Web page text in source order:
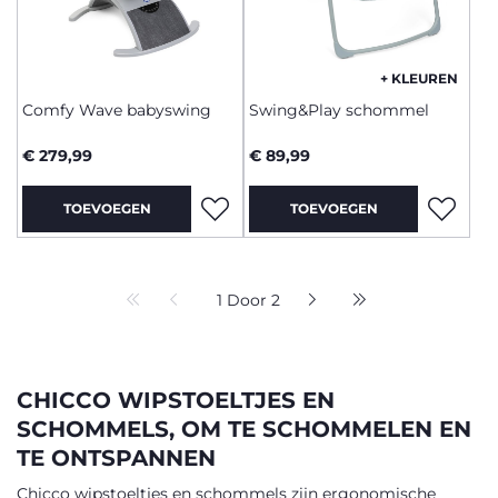
Comfy Wave babyswing
€ 279,99
TOEVOEGEN
+ KLEUREN
Swing&Play schommel
€ 89,99
TOEVOEGEN
1 Door 2
CHICCO WIPSTOELTJES EN
SCHOMMELS, OM TE SCHOMMELEN EN
TE ONTSPANNEN
Chicco wipstoeltjes en schommels zijn ergonomische